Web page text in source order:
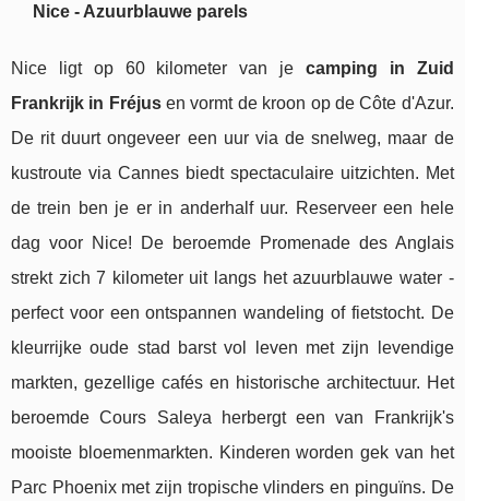
Nice - Azuurblauwe parels
Nice ligt op 60 kilometer van je camping in Zuid
Frankrijk in Fréjusen vormt de kroon op de Côte d'Azur.
De rit duurt ongeveer een uur via de snelweg, maar de
kustroute via Cannes biedt spectaculaire uitzichten. Met
de trein ben je er in anderhalf uur. Reserveer een hele
dag voor Nice! De beroemde Promenade des Anglais
strekt zich 7 kilometer uit langs het azuurblauwe water -
perfect voor een ontspannen wandeling of fietstocht. De
kleurrijke oude stad barst vol leven met zijn levendige
markten, gezellige cafés en historische architectuur. Het
beroemde Cours Saleya herbergt een van Frankrijk's
mooiste bloemenmarkten. Kinderen worden gek van het
Parc Phoenix met zijn tropische vlinders en pinguïns. De